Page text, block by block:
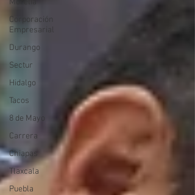
Morelia
Corporación
Empresarial
Durango
Sectur
Hidalgo
Tacos
8 de Mayo
Carrera
Chiapas
Tlaxcala
Puebla